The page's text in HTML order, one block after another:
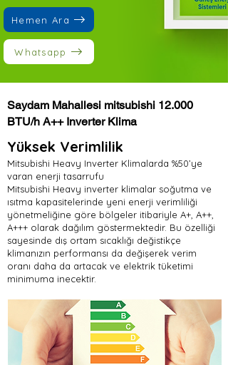
Hemen Ara
Whatsapp
Saydam Mahallesi mitsubishi 12.000
BTU/h A++ Inverter Klima
Yüksek Verimlilik
Mitsubishi Heavy Inverter Klimalarda %50’ye
varan enerji tasarrufu
Mitsubishi Heavy inverter klimalar soğutma ve
ısıtma kapasitelerinde yeni enerji verimliliği
yönetmeliğine göre bölgeler itibariyle A+, A++,
A+++ olarak dağılım göstermektedir. Bu özelliği
sayesinde dış ortam sıcaklığı değistikçe
klimanızın performansı da değişerek verim
oranı daha da artacak ve elektrik tüketimi
minimuma inecektir.